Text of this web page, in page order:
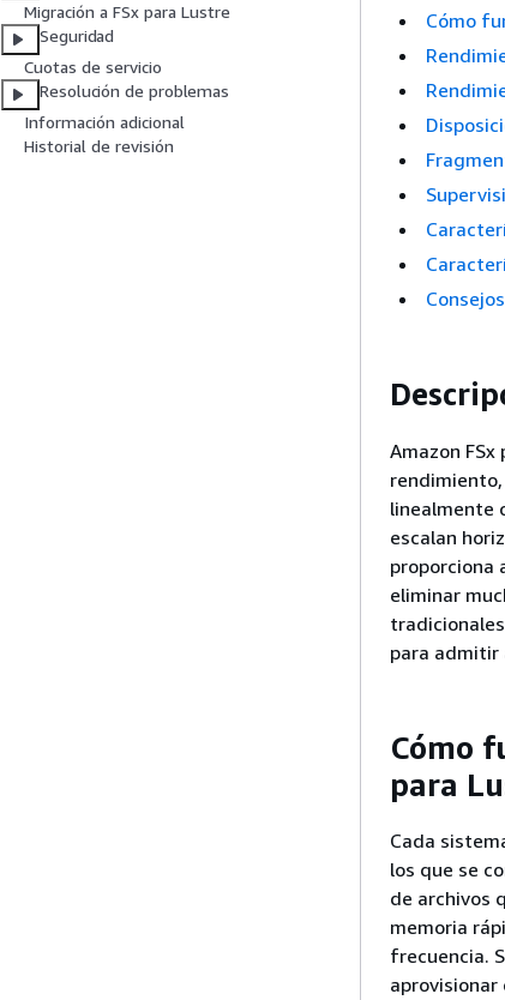
Migración a FSx para Lustre
Seguridad
Cuotas de servicio
Resolución de problemas
Información adicional
Historial de revisión
Cómo
Amazon
linealmente
escalan
proporciona
eliminar
para admitir
Cómo
para
Cada
los que se
de archivos
memoria
frecuencia.
aprovisionar